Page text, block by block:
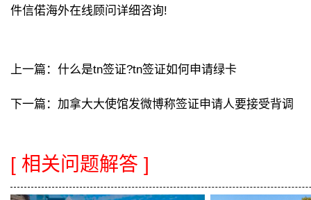
件信偌海外在线顾问详细咨询!
上一篇： 什么是tn签证?tn签证如何申请绿卡
下一篇： 加拿大大使馆发微博称签证申请人要接受背调
[ 相关问题解答 ]